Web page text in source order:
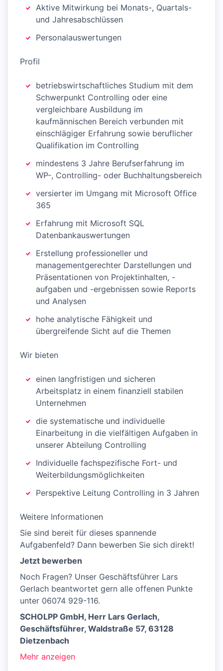
Aktive Mitwirkung bei Monats-, Quartals-
und Jahresabschlüssen
Personalauswertungen
Profil
betriebswirtschaftliches Studium mit dem
Schwerpunkt Controlling oder eine
vergleichbare Ausbildung im
kaufmännischen Bereich verbunden mit
einschlägiger Erfahrung sowie beruflicher
Qualifikation im Controlling
mindestens 3 Jahre Berufserfahrung im
WP-, Controlling- oder Buchhaltungsbereich
versierter im Umgang mit Microsoft Office
365
Erfahrung mit Microsoft SQL
Datenbankauswertungen
Erstellung professioneller und
managementgerechter Darstellungen und
Präsentationen von Projektinhalten, -
aufgaben und -ergebnissen sowie Reports
und Analysen
hohe analytische Fähigkeit und
übergreifende Sicht auf die Themen
Wir bieten
einen langfristigen und sicheren
Arbeitsplatz in einem finanziell stabilen
Unternehmen
die systematische und individuelle
Einarbeitung in die vielfältigen Aufgaben in
unserer Abteilung Controlling
Individuelle fachspezifische Fort- und
Weiterbildungsmöglichkeiten
Perspektive Leitung Controlling in 3 Jahren
Weitere Informationen
Sie sind bereit für dieses spannende
Aufgabenfeld? Dann bewerben Sie sich direkt!
Jetzt bewerben
Noch Fragen? Unser Geschäftsführer Lars
Gerlach beantwortet gern alle offenen Punkte
unter 06074 929-116.
SCHOLPP GmbH, Herr Lars Gerlach,
Geschäftsführer, Waldstraße 57, 63128
Dietzenbach
Mehr anzeigen